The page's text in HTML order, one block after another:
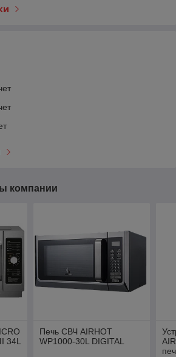
компании
34L
Печь СВЧ AIRHOT
WP1000-30L DIGITAL